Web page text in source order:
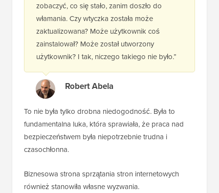
zobaczyć, co się stało, zanim doszło do
włamania. Czy wtyczka została może
zaktualizowana? Może użytkownik coś
zainstalował? Może został utworzony
użytkownik? I tak, niczego takiego nie było.”
Robert Abela
To nie była tylko drobna niedogodność. Była to
fundamentalna luka, która sprawiała, że praca nad
bezpieczeństwem była niepotrzebnie trudna i
czasochłonna.
Biznesowa strona sprzątania stron internetowych
również stanowiła własne wyzwania.